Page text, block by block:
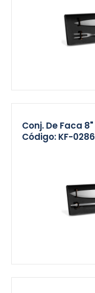
Conj. De Faca
Código: KF-